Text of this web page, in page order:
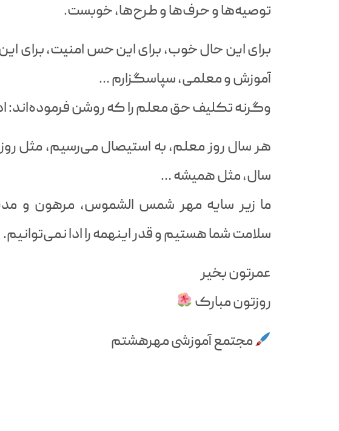
توصیه‌ها و حرف‌ها و طرح‌ها، خوبست.
برای این حال خوب، برای این حس امنیت، برای
آموزش و معلمی، سپاسگزارم …
وگرنه تکلیف حق معلم را که روشن فرموده‌اند:
هر سال روز معلم، به استیصال می‌رسیم، مثل
سال، مثل همیشه …
ما زیر سایه مهر شمس الشموس، مرهون و
سلامت شما هستیم و قدر اینهمه را ادا نمی‌توانیم.
عمرتون بخیر
روزتون مبارک
مجتمع آموزشی مهرهشتم